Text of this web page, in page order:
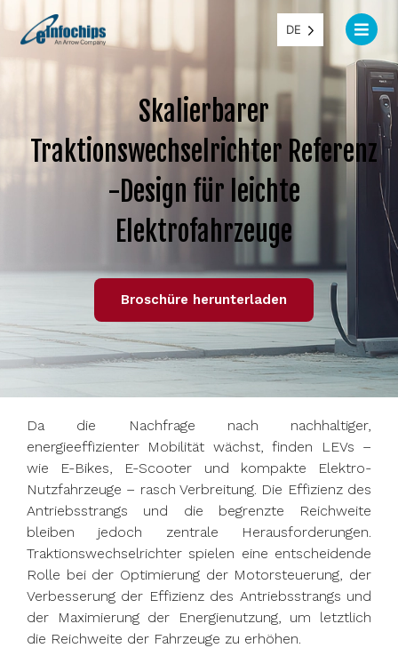
DE
Skalierbarer
Traktionswechselrichter Referenz
-Design für leichte
Elektrofahrzeuge
Broschüre herunterladen
Da die Nachfrage nach nachhaltiger,
energieeffizienter Mobilität wächst, finden LEVs –
wie E-Bikes, E-Scooter und kompakte Elektro-
Nutzfahrzeuge – rasch Verbreitung. Die Effizienz des
Antriebsstrangs und die begrenzte Reichweite
bleiben jedoch zentrale Herausforderungen.
Traktionswechselrichter spielen eine entscheidende
Rolle bei der Optimierung der Motorsteuerung, der
Verbesserung der Effizienz des Antriebsstrangs und
der Maximierung der Energienutzung, um letztlich
die Reichweite der Fahrzeuge zu erhöhen.